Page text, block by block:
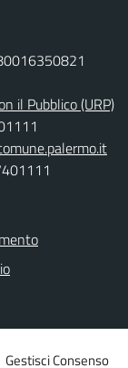
Gestisci Consenso
il Pubblico (URP)